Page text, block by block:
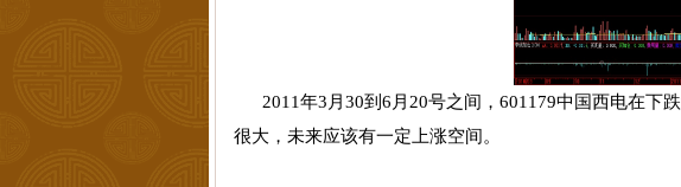
2011年3 月 30到 6 月 20号之间， 601179中国西电在下
很大，未来应该有一定上涨空间。